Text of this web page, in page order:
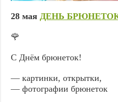
28 маяДЕНЬ
🌹
С Днём брюнеток!
— картинки, открытки,
— фотографии брюнеток